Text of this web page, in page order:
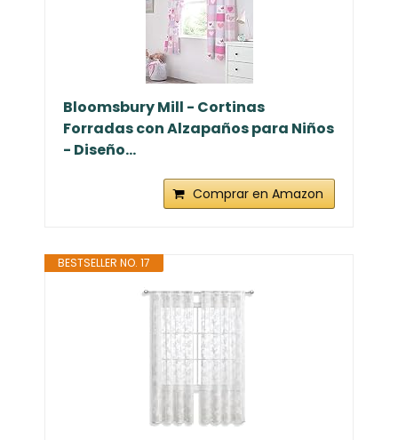
Bloomsbury Mill - Cortinas
Forradas con Alzapaños para Niños
- Diseño...
Comprar en Amazon
BESTSELLER NO. 17